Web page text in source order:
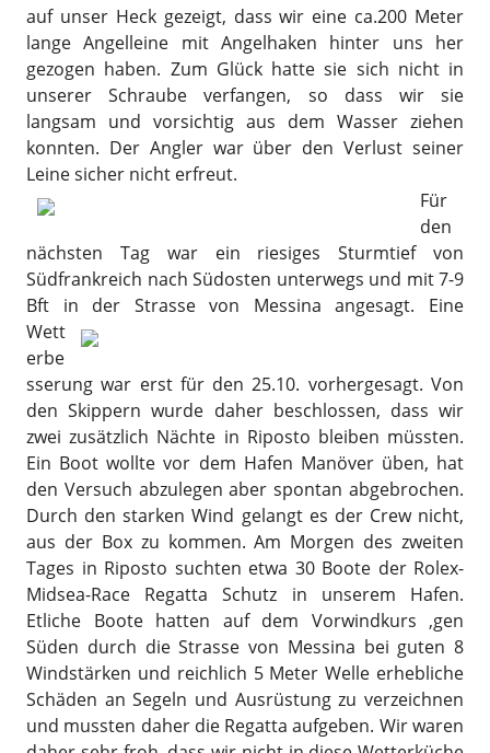
auf unser Heck gezeigt, dass wir eine ca.200 Meter
lange Angelleine mit Angelhaken hinter uns her
gezogen haben. Zum Glück hatte sie sich nicht in
unserer Schraube verfangen, so dass wir sie
langsam und vorsichtig aus dem Wasser ziehen
konnten. Der Angler war über den Verlust seiner
Leine sicher nicht erfreut.
Für
den
nächsten Tag war ein riesiges Sturmtief von
Südfrankreich nach Südosten unterwegs und mit 7-9
Bft in der Strasse von Messina angesagt. Eine
Wett
erbe
sserung war erst für den 25.10. vorhergesagt. Von
den Skippern wurde daher beschlossen, dass wir
zwei zusätzlich Nächte in Riposto bleiben müssten.
Ein Boot wollte vor dem Hafen Manöver üben, hat
den Versuch abzulegen aber spontan abgebrochen.
Durch den starken Wind gelangt es der Crew nicht,
aus der Box zu kommen. Am Morgen des zweiten
Tages in Riposto suchten etwa 30 Boote der Rolex-
Midsea-Race Regatta Schutz in unserem Hafen.
Etliche Boote hatten auf dem Vorwindkurs ‚gen
Süden durch die Strasse von Messina bei guten 8
Windstärken und reichlich 5 Meter Welle erhebliche
Schäden an Segeln und Ausrüstung zu verzeichnen
und mussten daher die Regatta aufgeben. Wir waren